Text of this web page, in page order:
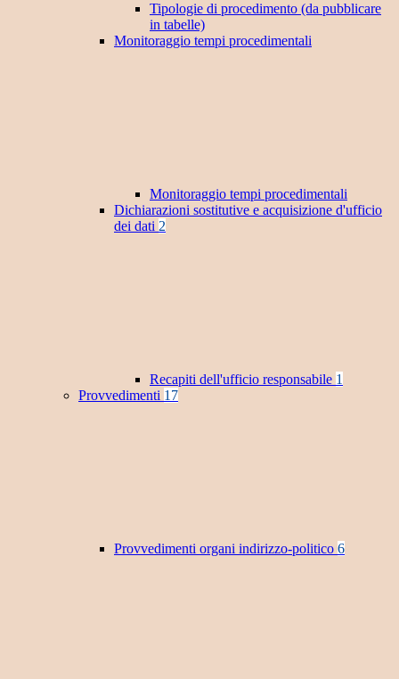
Tipologie di procedimento (da pubblicare
in tabelle)
Monitoraggio tempi procedimentali
Monitoraggio tempi procedimentali
Dichiarazioni sostitutive e acquisizione d'ufficio
dei dati 2
Recapiti dell'ufficio responsabile 1
Provvedimenti 17
Provvedimenti organi indirizzo-politico 6